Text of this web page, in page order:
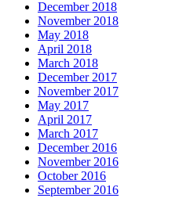
December 2018
November 2018
May 2018
April 2018
March 2018
December 2017
November 2017
May 2017
April 2017
March 2017
December 2016
November 2016
October 2016
September 2016